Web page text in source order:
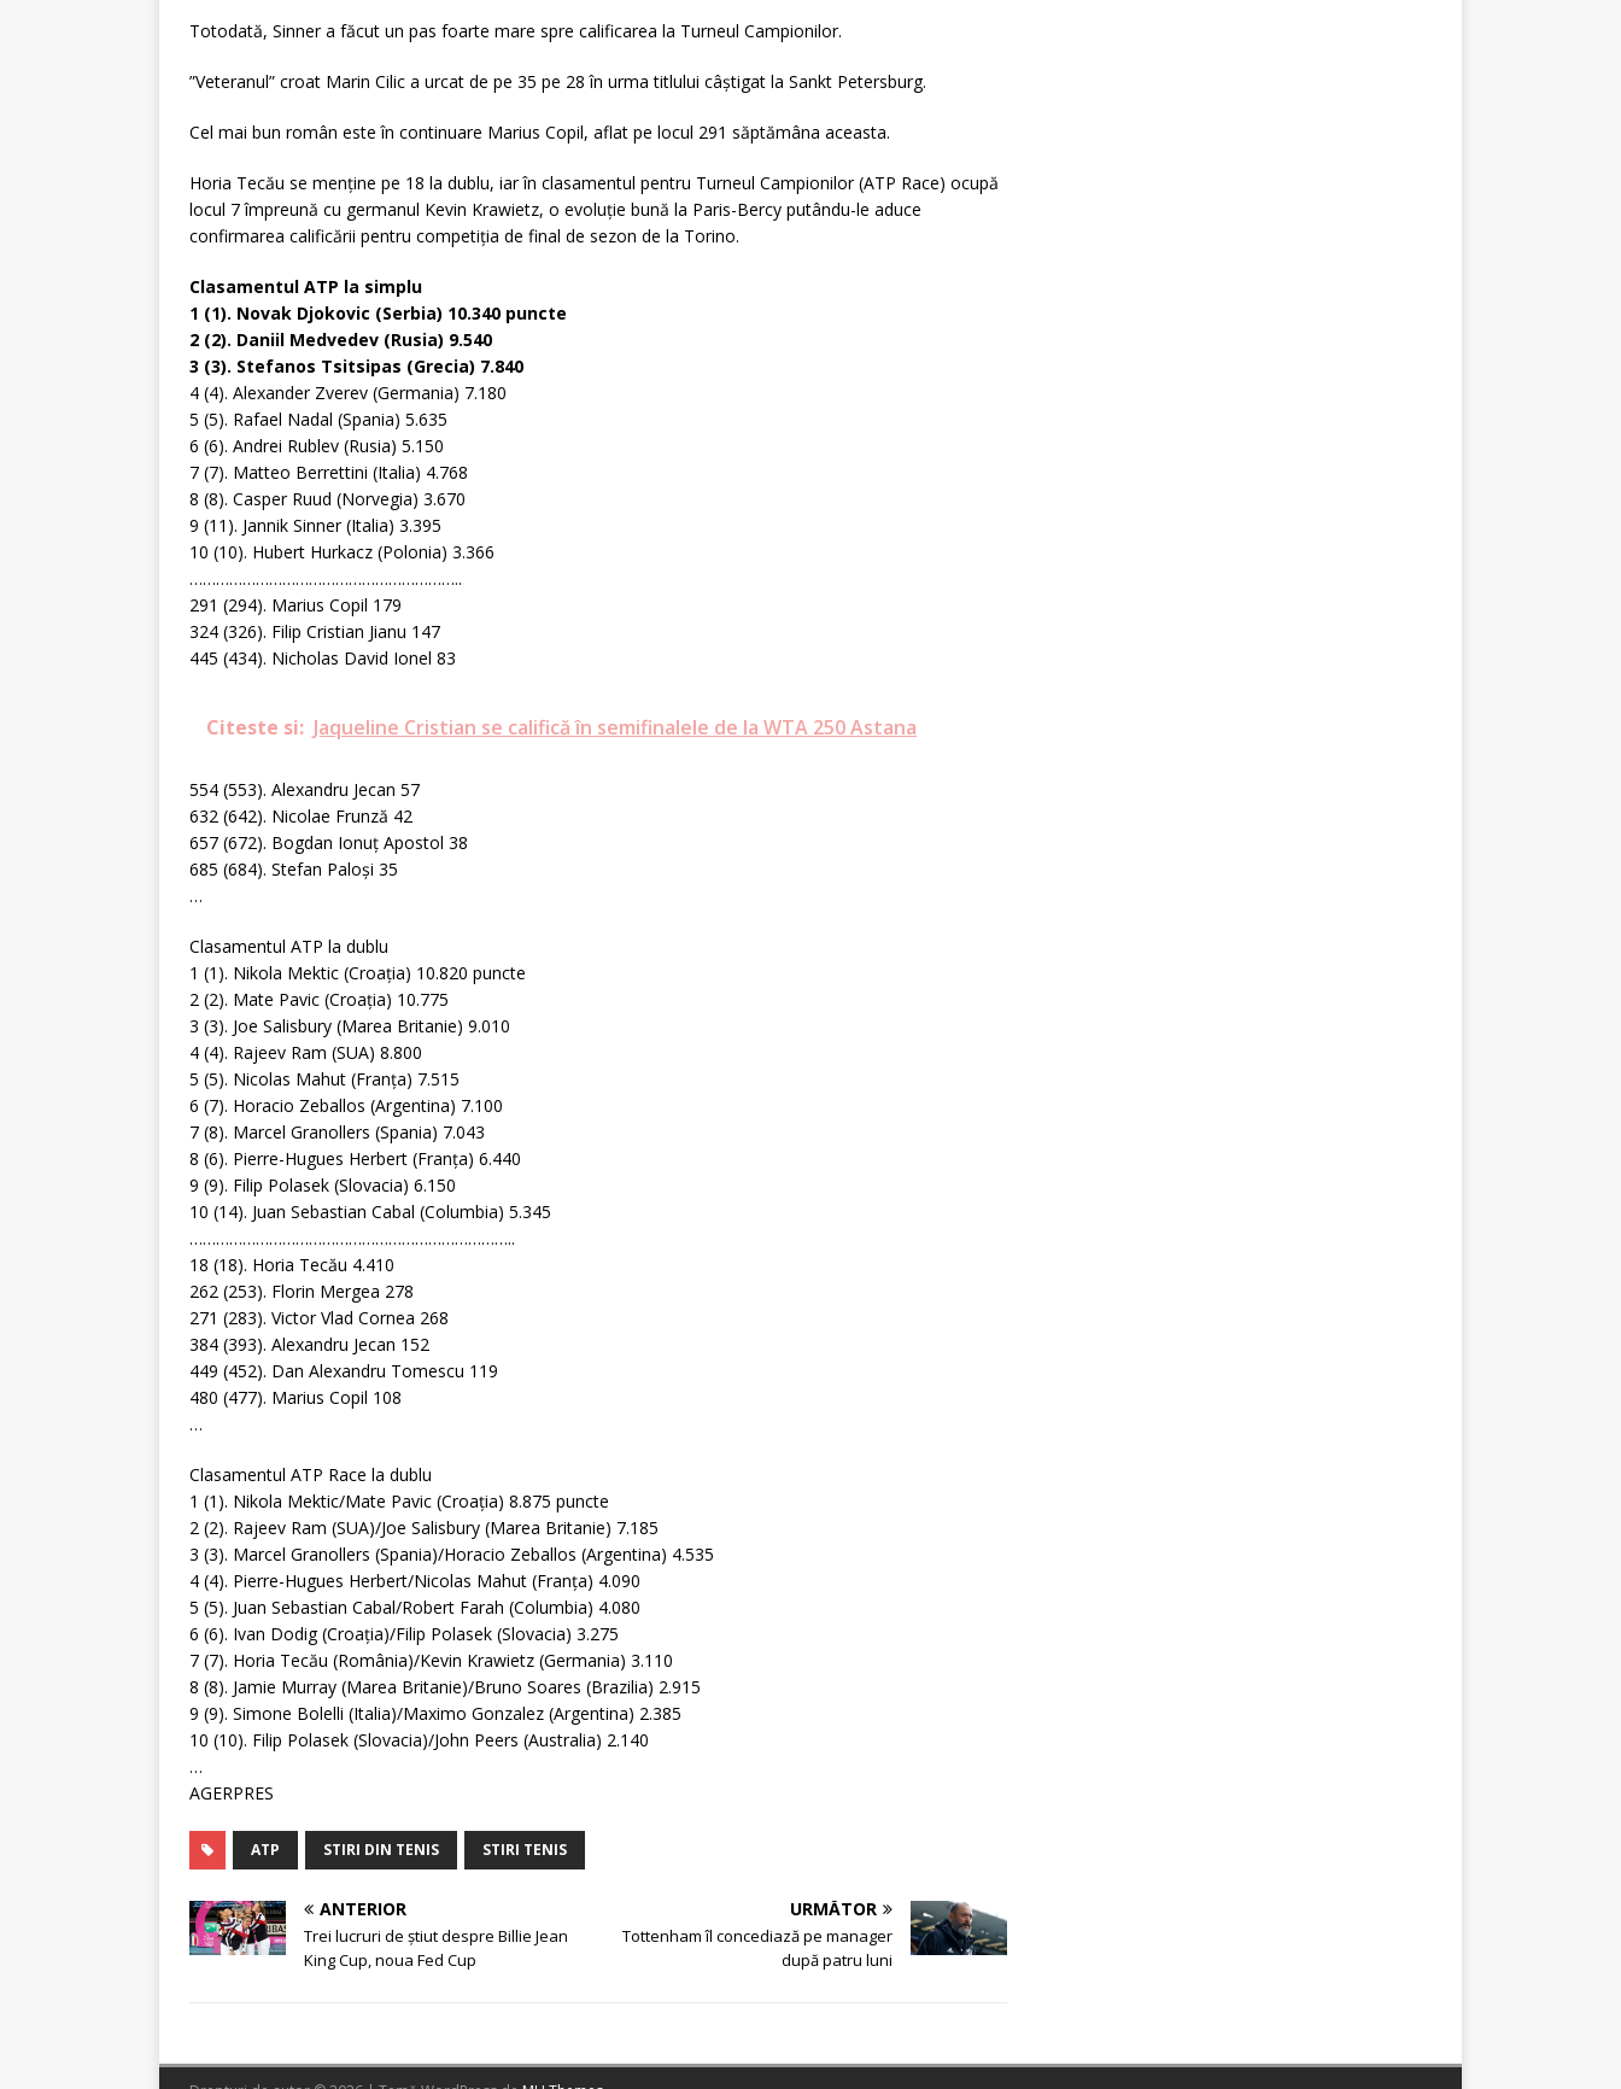
Totodată, Sinner a făcut un pas foarte mare spre calificarea la Turneul Campionilor.
”Veteranul” croat Marin Cilic a urcat de pe 35 pe 28 în urma titlului câştigat la Sankt Petersburg.
Cel mai bun român este în continuare Marius Copil, aflat pe locul 291 săptămâna aceasta.
Horia Tecău se menţine pe 18 la dublu, iar în clasamentul pentru Turneul Campionilor (ATP Race) ocupă
locul 7 împreună cu germanul Kevin Krawietz, o evoluţie bună la Paris-Bercy putându-le aduce
confirmarea calificării pentru competiţia de final de sezon de la Torino.
Clasamentul ATP la simplu
1 (1). Novak Djokovic (Serbia) 10.340 puncte
2 (2). Daniil Medvedev (Rusia) 9.540
3 (3). Stefanos Tsitsipas (Grecia) 7.840
4 (4). Alexander Zverev (Germania) 7.180
5 (5). Rafael Nadal (Spania) 5.635
6 (6). Andrei Rublev (Rusia) 5.150
7 (7). Matteo Berrettini (Italia) 4.768
8 (8). Casper Ruud (Norvegia) 3.670
9 (11). Jannik Sinner (Italia) 3.395
10 (10). Hubert Hurkacz (Polonia) 3.366
……………………………………………………..
291 (294). Marius Copil 179
324 (326). Filip Cristian Jianu 147
445 (434). Nicholas David Ionel 83
Citeste si: Jaqueline Cristian se califică în semifinalele de la WTA 250 Astana
554 (553). Alexandru Jecan 57
632 (642). Nicolae Frunză 42
657 (672). Bogdan Ionuţ Apostol 38
685 (684). Stefan Paloşi 35
…
Clasamentul ATP la dublu
1 (1). Nikola Mektic (Croaţia) 10.820 puncte
2 (2). Mate Pavic (Croaţia) 10.775
3 (3). Joe Salisbury (Marea Britanie) 9.010
4 (4). Rajeev Ram (SUA) 8.800
5 (5). Nicolas Mahut (Franţa) 7.515
6 (7). Horacio Zeballos (Argentina) 7.100
7 (8). Marcel Granollers (Spania) 7.043
8 (6). Pierre-Hugues Herbert (Franţa) 6.440
9 (9). Filip Polasek (Slovacia) 6.150
10 (14). Juan Sebastian Cabal (Columbia) 5.345
………………………………………………………………..
18 (18). Horia Tecău 4.410
262 (253). Florin Mergea 278
271 (283). Victor Vlad Cornea 268
384 (393). Alexandru Jecan 152
449 (452). Dan Alexandru Tomescu 119
480 (477). Marius Copil 108
…
Clasamentul ATP Race la dublu
1 (1). Nikola Mektic/Mate Pavic (Croaţia) 8.875 puncte
2 (2). Rajeev Ram (SUA)/Joe Salisbury (Marea Britanie) 7.185
3 (3). Marcel Granollers (Spania)/Horacio Zeballos (Argentina) 4.535
4 (4). Pierre-Hugues Herbert/Nicolas Mahut (Franţa) 4.090
5 (5). Juan Sebastian Cabal/Robert Farah (Columbia) 4.080
6 (6). Ivan Dodig (Croaţia)/Filip Polasek (Slovacia) 3.275
7 (7). Horia Tecău (România)/Kevin Krawietz (Germania) 3.110
8 (8). Jamie Murray (Marea Britanie)/Bruno Soares (Brazilia) 2.915
9 (9). Simone Bolelli (Italia)/Maximo Gonzalez (Argentina) 2.385
10 (10). Filip Polasek (Slovacia)/John Peers (Australia) 2.140
…
AGERPRES
ATP STIRI DIN TENIS STIRI TENIS
ANTERIOR
Trei lucruri de știut despre Billie Jean
King Cup, noua Fed Cup
URMĂTOR
Tottenham îl concediază pe manager
după patru luni